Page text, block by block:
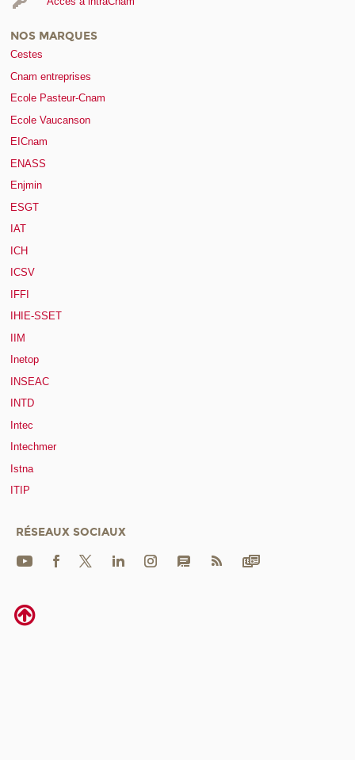
NOS MARQUES
Cestes
Cnam entreprises
Ecole Pasteur-Cnam
Ecole Vaucanson
EICnam
ENASS
Enjmin
ESGT
IAT
ICH
ICSV
IFFI
IHIE-SSET
IIM
Inetop
INSEAC
INTD
Intec
Intechmer
Istna
ITIP
RÉSEAUX SOCIAUX